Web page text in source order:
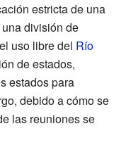
estricta de una
división de
uso libre del Río
de estados,
estados para
debido a cómo se
las reuniones se